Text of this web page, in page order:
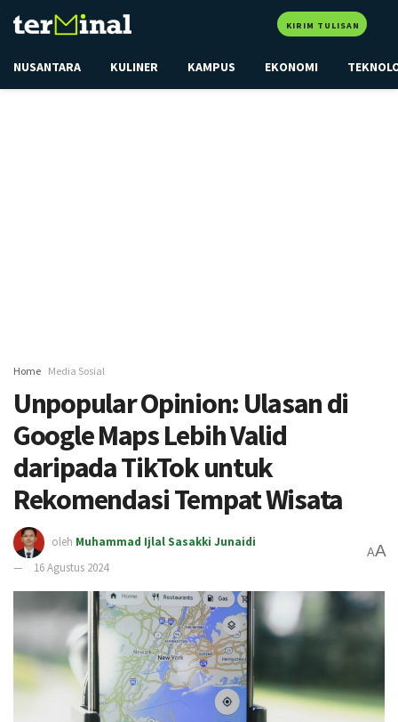
KIRIM TULISAN
NUSANTARA KULINER KAMPUS EKONOMI
Home Media Sosial
Unpopular Opinion: Ulasan di
Google Maps Lebih Valid
daripada TikTok untuk
Rekomendasi Tempat Wisata
oleh Muhammad Ijlal Sasakki Junaidi
16 Agustus 2024
AA